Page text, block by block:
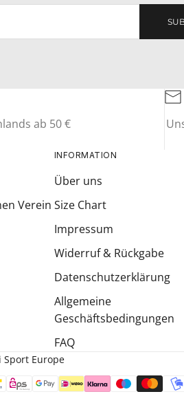
ab 50 €
Verein
INFORMATION
Über uns
Size Chart
Impressum
Widerruf & Rückgabe
Datenschutzerklärung
Allgemeine
Geschäftsbedingungen
FAQ
Europe